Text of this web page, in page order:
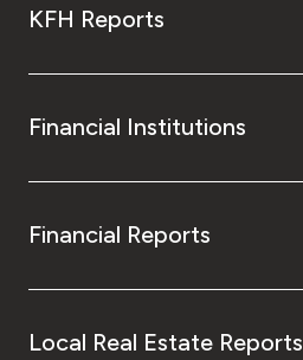
KFH Reports
Financial Institutions
Financial Reports
Local Real Estate Reports